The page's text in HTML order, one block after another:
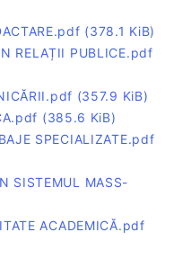
(378.1 KiB)
RELAȚII PUBLICE.pdf
(357.9 KiB)
(385.6 KiB)
SPECIALIZATE.pdf
SISTEMUL MASS-
ACADEMICĂ.pdf